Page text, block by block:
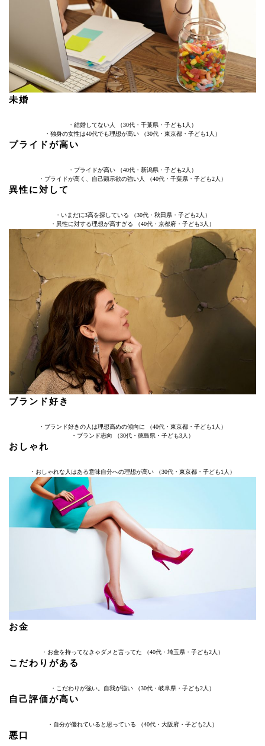
未婚
・結婚してない人 （30代・千葉県・子ども1人）
・独身の女性は40代でも理想が高い （30代・東京都・子ども1人）
プライドが高い
・プライドが高い （40代・新潟県・子ども2人）
・プライドが高く、自己顕示欲の強い人 （40代・千葉県・子ども2人）
異性に対して
・いまだに3高を探している （30代・秋田県・子ども2人）
・異性に対する理想が高すぎる （40代・京都府・子ども3人）
ブランド好き
・ブランド好きの人は理想高めの傾向に （40代・東京都・子ども1人）
・ブランド志向 （30代・徳島県・子ども3人）
おしゃれ
・おしゃれな人はある意味自分への理想が高い （30代・東京都・子ども1人）
お金
・お金を持ってなきゃダメと言ってた （40代・埼玉県・子ども2人）
こだわりがある
・こだわりが強い。自我が強い （30代・岐阜県・子ども2人）
自己評価が高い
・自分が優れていると思っている （40代・大阪府・子ども2人）
悪口